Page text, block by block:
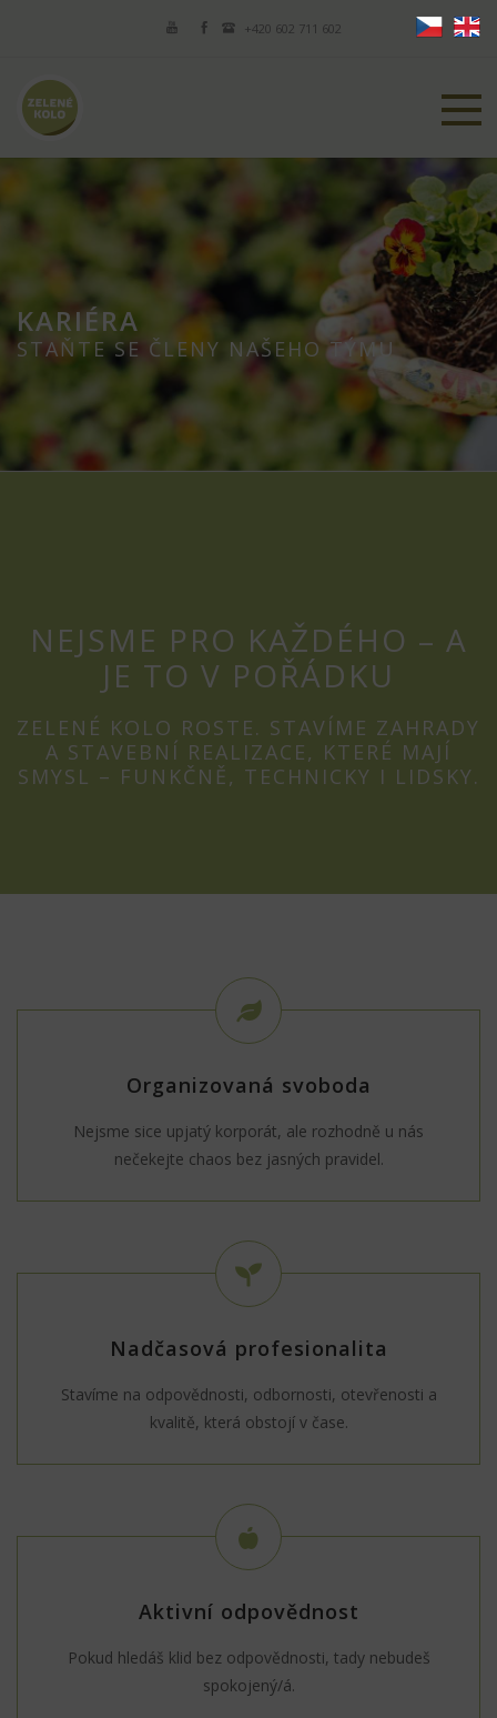
+420 602 711 602
KARIÉRA
STAŇTE SE ČLENY NAŠEHO TÝMU
NEJSME PRO KAŽDÉHO – A
JE TO V POŘÁDKU
ZELENÉ KOLO ROSTE. STAVÍME ZAHRADY
A STAVEBNÍ REALIZACE, KTERÉ MAJÍ
SMYSL – FUNKČNĚ, TECHNICKY I LIDSKY.
Organizovaná svoboda
Nejsme sice upjatý korporát, ale rozhodně u nás
nečekejte chaos bez jasných pravidel.
Nadčasová profesionalita
Stavíme na odpovědnosti, odbornosti, otevřenosti a
kvalitě, která obstojí v čase.
Aktivní odpovědnost
Pokud hledáš klid bez odpovědnosti, tady nebudeš
spokojený/á.